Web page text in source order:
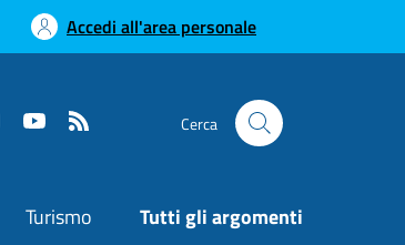
Accedi all'area personale
Cerca
Turismo Tutti gli argomenti